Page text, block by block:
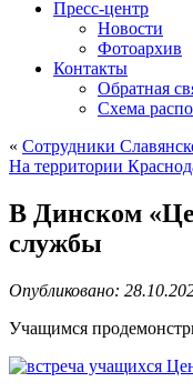
Пресс-центр
Новости
Фотоархив
Контакты
Обратная
Схема
« Cотрудники
На территории
В Динском
службы
Опубликовано:
Учащимся